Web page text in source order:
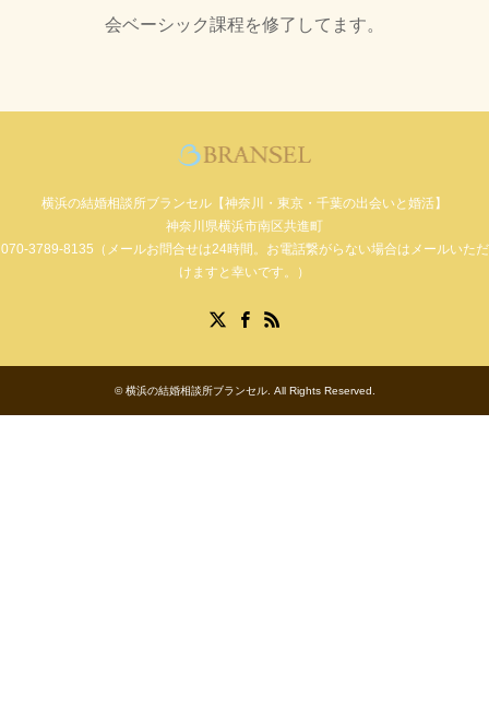
会ベーシック課程を修了してます。
横浜の結婚相談所ブランセル【神奈川・東京・千葉の出会いと婚活】
神奈川県横浜市南区共進町
070-3789-8135（メールお問合せは24時間。お電話繋がらない場合はメールいただ
けますと幸いです。）
©横浜の結婚相談所ブランセル. All Rights Reserved.